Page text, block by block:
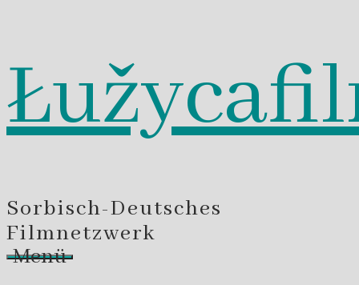
Zum
Inhalt
springen
Sorbisch-Deutsches
Filmnetzwerk
Menü